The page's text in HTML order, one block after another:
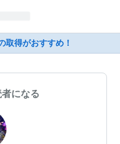
取得がおすすめ！
になる